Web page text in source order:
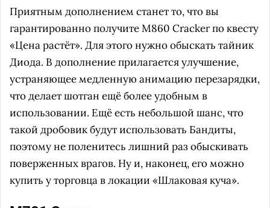
Приятным дополнением станет то, что вы
гарантированно получите М860 Cracker по квесту
«Цена растёт». Для этого нужно обыскать тайник
Диода. В дополнение прилагается улучшение,
устраняющее медленную анимацию перезарядки,
что делает шотган ещё более удобным в
использовании. Ещё есть небольшой шанс, что
такой дробовик будут использовать Бандиты,
поэтому не поленитесь лишний раз обыскивать
поверженных врагов. Ну и, наконец, его можно
купить у торговца в локации «Шлаковая куча».